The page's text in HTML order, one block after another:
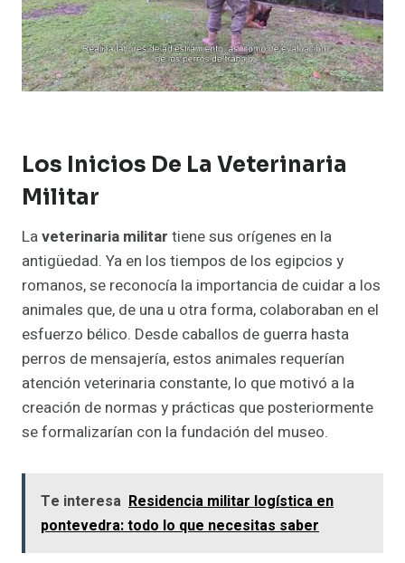
Los Inicios De La Veterinaria
Militar
Laveterinaria militar tiene sus orígenes en la
antigüedad. Ya en los tiempos de los egipcios y
romanos, se reconocía la importancia de cuidar a los
animales que, de una u otra forma, colaboraban en el
esfuerzo bélico. Desde caballos de guerra hasta
perros de mensajería, estos animales requerían
atención veterinaria constante, lo que motivó a la
creación de normas y prácticas que posteriormente
se formalizarían con la fundación del museo.
Te interesa Residencia militar logística en
pontevedra: todo lo que necesitas saber